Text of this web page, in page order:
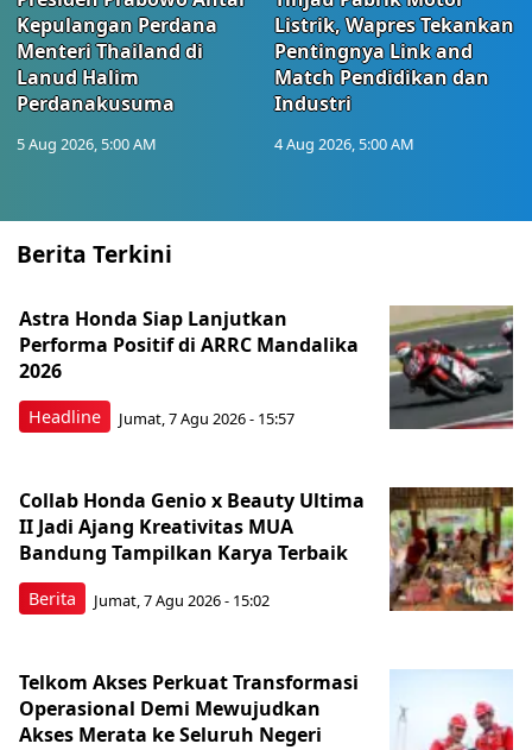
Kepulangan Perdana
Menteri Thailand di
Lanud Halim
Perdanakusuma
5 Aug 2026, 5:00 AM
Listrik, Wapres Tekankan
Pentingnya Link and
Match Pendidikan dan
Industri
4 Aug 2026, 5:00 AM
Berita Terkini
Headline
Astra Honda Siap Lanjutkan
Performa Positif di ARRC Mandalika
2026
Jumat, 7 Agu 2026 - 15:57
Berita
Collab Honda Genio x Beauty Ultima
II Jadi Ajang Kreativitas MUA
Bandung Tampilkan Karya Terbaik
Jumat, 7 Agu 2026 - 15:02
Telkom Akses Perkuat Transformasi
Operasional Demi Mewujudkan
Akses Merata ke Seluruh Negeri